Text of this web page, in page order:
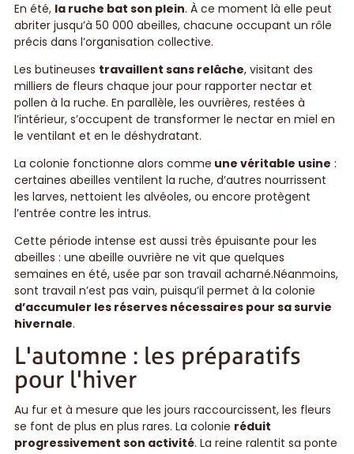
En été, la ruche bat son plein. À ce moment là elle peut
abriter jusqu’à 50 000 abeilles, chacune occupant un rôle
précis dans l’organisation collective.
Les butineuses travaillent sans relâche, visitant des
milliers de fleurs chaque jour pour rapporter nectar et
pollen à la ruche. En parallèle, les ouvrières, restées à
l’intérieur, s’occupent de transformer le nectar en miel en
le ventilant et en le déshydratant.
La colonie fonctionne alors comme une véritable usine :
certaines abeilles ventilent la ruche, d’autres nourrissent
les larves, nettoient les alvéoles, ou encore protègent
l’entrée contre les intrus.
Cette période intense est aussi très épuisante pour les
abeilles : une abeille ouvrière ne vit que quelques
semaines en été, usée par son travail acharné.Néanmoins,
sont travail n’est pas vain, puisqu’il permet à la colonie
d’accumuler les réserves nécessaires pour sa survie
hivernale.
L'automne : les préparatifs
pour l'hiver
Au fur et à mesure que les jours raccourcissent, les fleurs
se font de plus en plus rares. La colonie réduit
progressivement son activité. La reine ralentit sa ponte